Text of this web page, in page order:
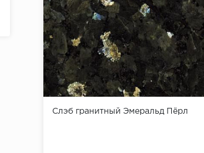
Слэб гранитный Эмеральд Пёрл